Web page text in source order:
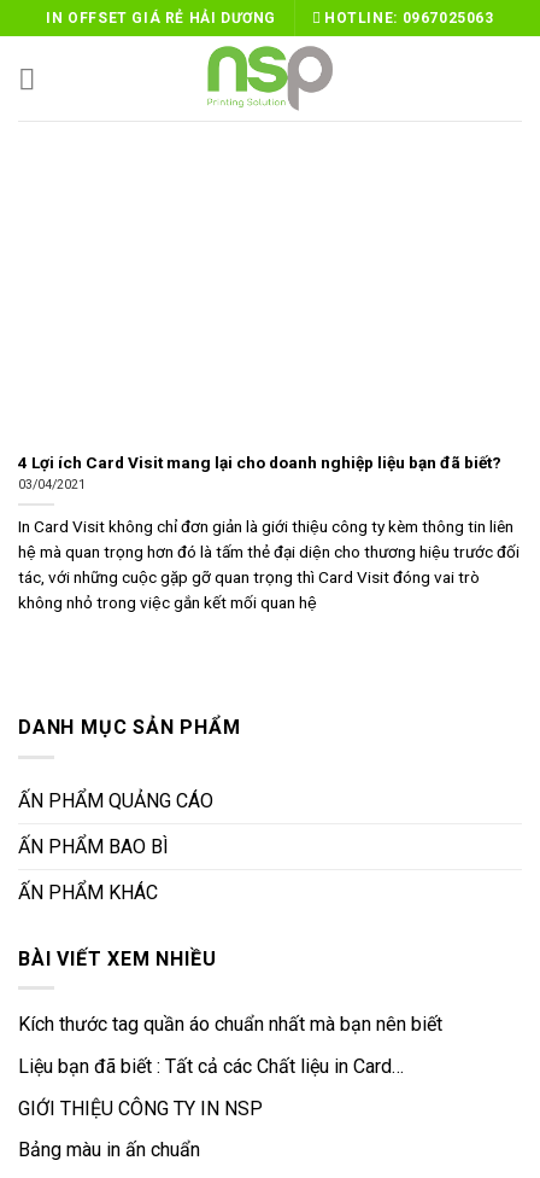
to
content
IN OFFSET GIÁ RẺ HẢI DƯƠNG HOTLINE: 0967025063
DANH MỤC SẢN PHẨM
ẤN PHẨM QUẢNG CÁO
ẤN PHẨM BAO BÌ
ẤN PHẨM KHÁC
BÀI VIẾT XEM NHIỀU
Kích thước tag quần áo chuẩn nhất mà bạn nên biết
Liệu bạn đã biết : Tất cả các Chất liệu in Card…
GIỚI THIỆU CÔNG TY IN NSP
Bảng màu in ấn chuẩn
4 Lợi ích Card Visit mang lại cho doanh nghiệp liệu bạn đã biết?
03/04/2021
In Card Visit không chỉ đơn giản là giới thiệu công ty kèm thông tin liên
hệ mà quan trọng hơn đó là tấm thẻ đại diện cho thương hiệu trước đối
tác, với những cuộc gặp gỡ quan trọng thì Card Visit đóng vai trò
không nhỏ trong việc gắn kết mối quan hệ